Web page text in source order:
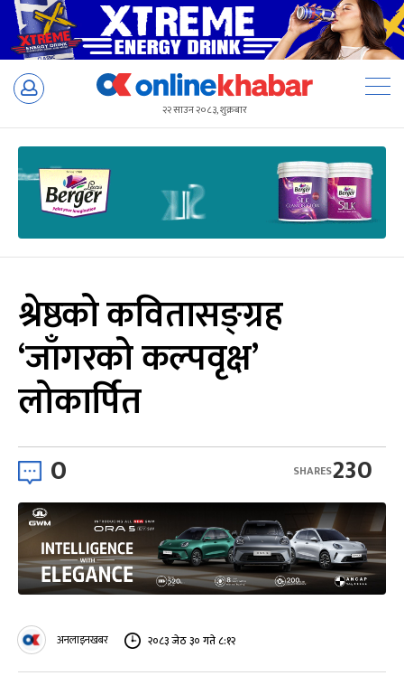
Skip
२२ साउन २०८३, शुक्रबार
श्रेष्ठको कवितासङ्ग्रह
‘जाँगरको कल्पवृक्ष’
लोकार्पित
0 230
SHARES
अनलाइनखबर २०८३ जेठ ३० गते ८:१२